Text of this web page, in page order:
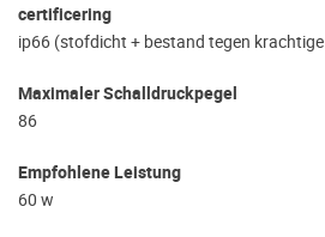
certificering
ip66 (stofdicht + bestand tegen
Maximaler Schalldruckpegel
86
Empfohlene Leistung
60 w